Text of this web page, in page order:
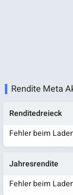
Rendite Meta
Renditedreieck
Fehler beim
Jahresrendite
Fehler beim